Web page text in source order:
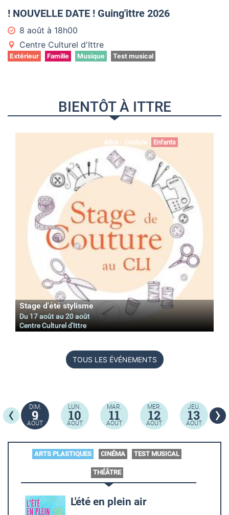
! NOUVELLE DATE ! Guing'ittre 2026
8 août à 18h00
Centre Culturel d'Ittre
Extérieur Famille Musique Test musical
BIENTÔT À ITTRE
Ados Couture Enfants
Stage d'été stylisme
Du 17 aoûtau 20 août
Centre Culturel d'Ittre
TOUS LES ÉVÉNEMENTS
DIM.
9
AOÛT
LUN.
10
AOÛT
MAR.
11
AOÛT
MER.
12
AOÛT
JEU.
13
AOÛT
‹ ›
ARTS PLASTIQUES CINÉMA TEST MUSICAL
THÉÂTRE
L'été en plein air